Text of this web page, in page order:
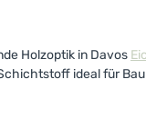
Holzoptik in Davos
ideal für